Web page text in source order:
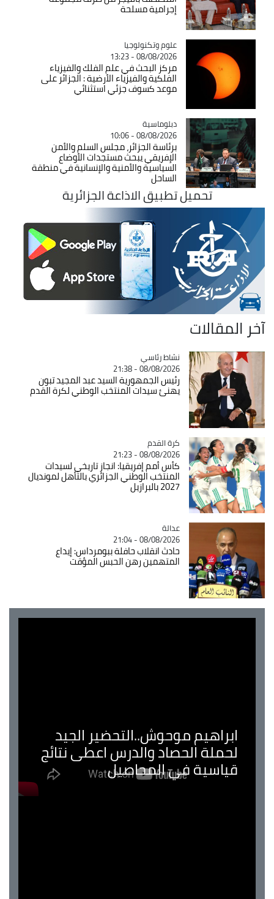
إجرامية مسلحة
Catégorie
علوم وتكنولوجيا
08/08/2026 - 13:23
مركز البحث في علم الفلك والفيزياء
الفلكية والفيزياء الأرضية : الجزائر على
موعد كسوف جزئي استثنائي
Catégorie
دبلوماسية
08/08/2026 - 10:06
برئاسة الجزائر، مجلس السلم والأمن
الإفريقي يبحث مستجدات الأوضاع
السياسية والأمنية والإنسانية في منطقة
الساحل
تحميل تطبيق الاذاعة الجزائرية
آخر المقالات
Catégorie
نشاط رئاسي
08/08/2026 - 21:38
رئيس الجمهورية السيد عبد المجيد تبون
يهنئ سيدات المنتخب الوطني لكرة القدم
Catégorie
كرة القدم
08/08/2026 - 21:23
كأس أمم إفريقيا: انجاز تاريخي لسيدات
المنتخب الوطني الجزائري بالتأهل لمونديال
2027 بالبرازيل
Catégorie
عدالة
08/08/2026 - 21:04
حادث انقلاب حافلة ببومرداس: إيداع
المتهمين رهن الحبس المؤقت
ابراهيم موحوش..التحضير الجيد
لحملة الحصاد والدرس اعطى نتائج
قياسية في المحاصيل